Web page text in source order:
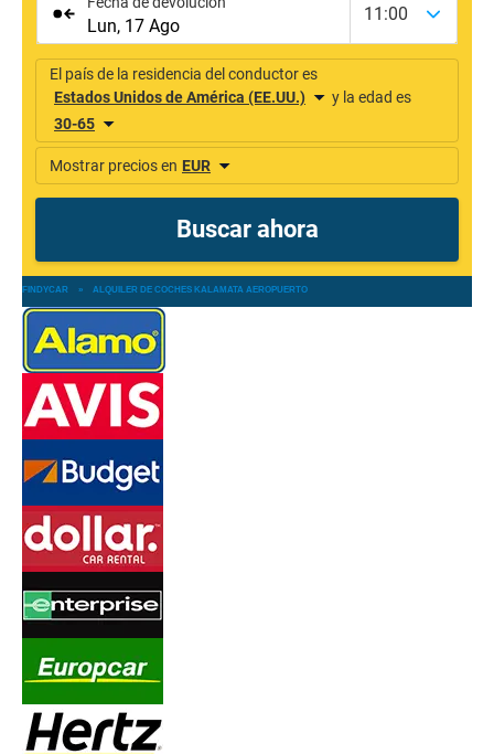
FINDYCAR » ALQUILER DE COCHES KALAMATA AEROPUERTO